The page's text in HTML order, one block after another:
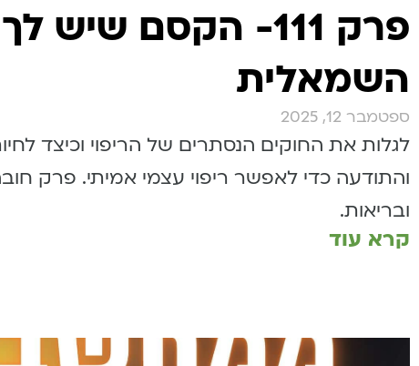
פרק 111- הקסם שיש
השמאלית
ספטמבר 12, 2025
לגלות את החוקים הנסתרים של הריפוי וכיצד
והתודעה כדי לאפשר ריפוי עצמי אמיתי. פרק
ובריאות.
קרא עוד